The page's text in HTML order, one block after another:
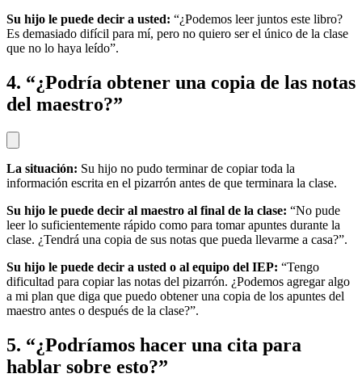
Su hijo le puede decir a usted: “¿Podemos leer juntos este libro?
Es demasiado difícil para mí, pero no quiero ser el único de la clase
que no lo haya leído”.
4. “¿Podría obtener una copia de las notas
del maestro?”
La situación: Su hijo no pudo terminar de copiar toda la
información escrita en el pizarrón antes de que terminara la clase.
Su hijo le puede decir al maestro al final de la clase: “No pude
leer lo suficientemente rápido como para tomar apuntes durante la
clase. ¿Tendrá una copia de sus notas que pueda llevarme a casa?”.
Su hijo le puede decir a usted o al equipo del IEP: “Tengo
dificultad para copiar las notas del pizarrón. ¿Podemos agregar algo
a mi plan que diga que puedo obtener una copia de los apuntes del
maestro antes o después de la clase?”.
5. “¿Podríamos hacer una cita para
hablar sobre esto?”